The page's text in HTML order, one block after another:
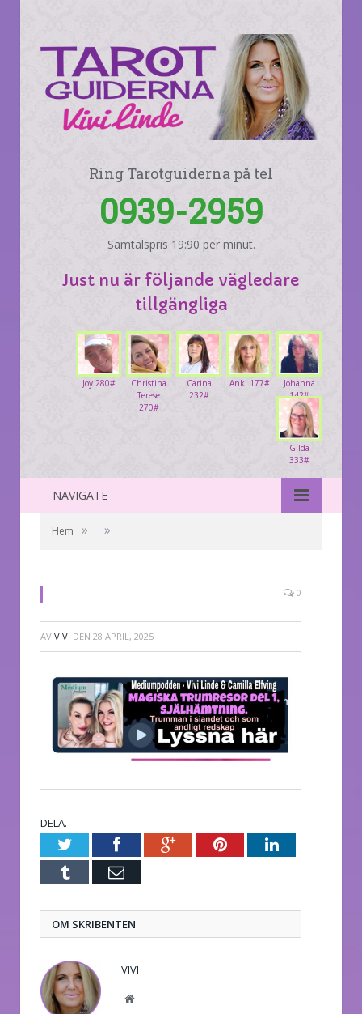
Ring Tarotguiderna på tel
0939-2959
Samtalspris 19:90 per minut.
Just nu är följande vägledare
tillgängliga
Johanna
142#
Anki 177#
Carina
232#
Christina
Terese
270#
Joy 280#
Gilda
333#
NAVIGATE
Hem » »
0
AV VIVI DEN 28 APRIL, 2025
DELA.
TwitterFacebookGoogle+PinterestLinkedIn
Tumblr E-
OM SKRIBENTEN
VIVI
Website